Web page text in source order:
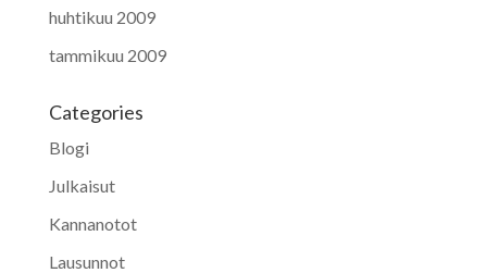
huhtikuu 2009
tammikuu 2009
Categories
Blogi
Julkaisut
Kannanotot
Lausunnot